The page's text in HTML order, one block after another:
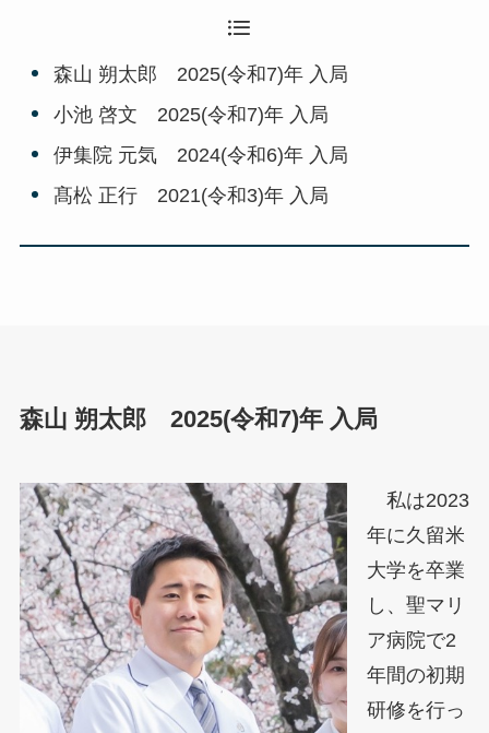
森山 朔太郎 2025(令和7)年 入局
小池 啓文 2025(令和7)年 入局
伊集院 元気 2024(令和6)年 入局
髙松 正行 2021(令和3)年 入局
森山 朔太郎 2025(令和7)年 入局
私は2023
年に久留米
大学を卒業
し、聖マリ
ア病院で2
年間の初期
研修を行っ